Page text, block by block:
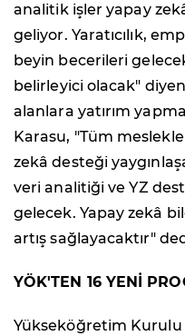
analitik işler yapay
geliyor. Yaratıcılık,
beyin becerileri
belirleyici olacak"
alanlara yatırım
Karasu, "Tüm
zekâ desteği
veri analitiği ve YZ
gelecek. Yapay zekâ
artış sağlayacaktır"
YÖK'TEN 16 YENİ
Yükseköğretim Kurulu